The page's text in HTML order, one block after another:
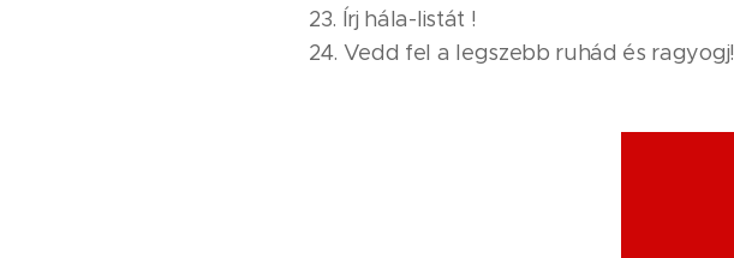
23. Írj hála-listát !
24. Vedd fel a legszebb ruhád és ragyogj!